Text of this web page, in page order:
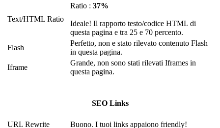
Text/HTML Ratio
Ratio : 37%
Ideale! Il rapporto testo/codice HTML di
questa pagina e tra 25 e 70 percento.
Flash
Perfetto, non e stato rilevato contenuto Flash
in questa pagina.
Iframe
Grande, non sono stati rilevati Iframes in
questa pagina.
SEO Links
URL Rewrite
Buono. I tuoi links appaiono friendly!